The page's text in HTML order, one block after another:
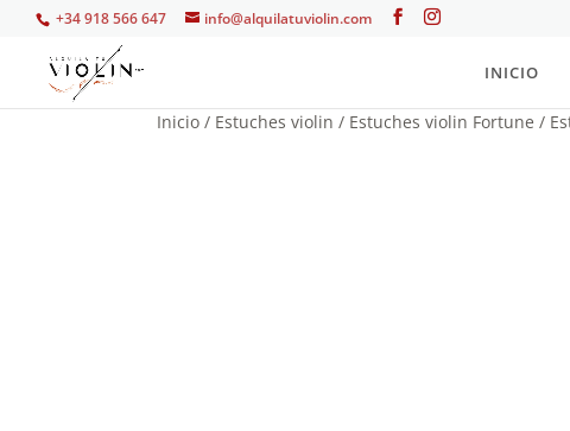
+34 918 566 647 info@alquilatuviolin.com
INICIO
Inicio / Estuches violin / Estuches violin Fortune /